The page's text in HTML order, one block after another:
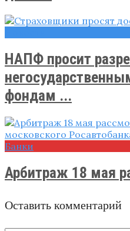
НАПФ просит
фондам ...
Банки
Арбитраж 18 мая
Оставить комментарий